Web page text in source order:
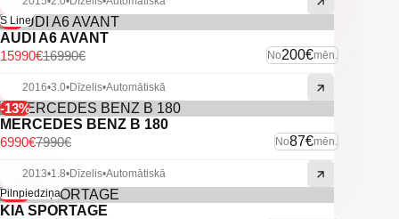
-6%
S Line
AUDI A6 AVANT
No200€mēn.
16990€
15990€
2016•3.0•Dīzelis•Automātiskā
-13%
MERCEDES BENZ B 180
No87€mēn.
7990€
6990€
2013•1.8•Dīzelis•Automātiskā
-11%
Pilnpiedziņa
KIA SPORTAGE